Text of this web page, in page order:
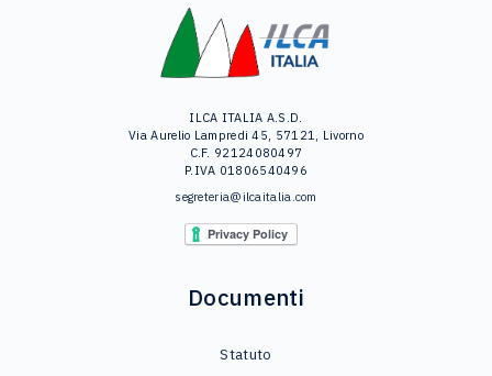
ILCA ITALIA A.S.D.
Via Aurelio Lampredi 45, 57121, Livorno
C.F. 92124080497
P.IVA 01806540496
segreteria@ilcaitalia.com
Documenti
Statuto